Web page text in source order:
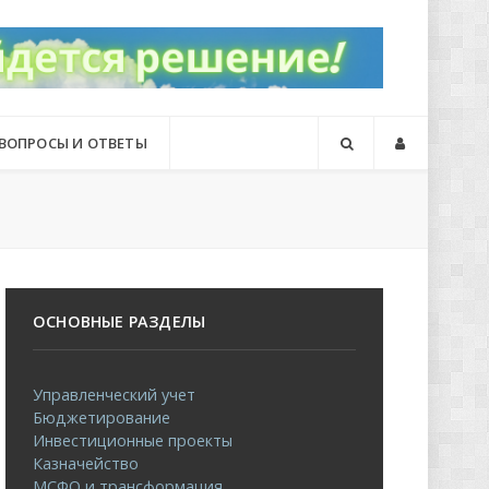
ВОПРОСЫ И ОТВЕТЫ
ОСНОВНЫЕ РАЗДЕЛЫ
Управленческий учет
Бюджетирование
Инвестиционные проекты
Казначейство